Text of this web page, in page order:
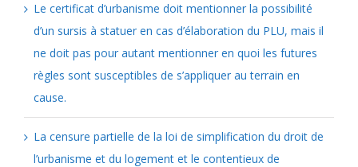
Le certificat d’urbanisme doit mentionner la possibilité
d’un sursis à statuer en cas d’élaboration du PLU, mais il
ne doit pas pour autant mentionner en quoi les futures
règles sont susceptibles de s’appliquer au terrain en
cause.
La censure partielle de la loi de simplification du droit de
l’urbanisme et du logement et le contentieux de